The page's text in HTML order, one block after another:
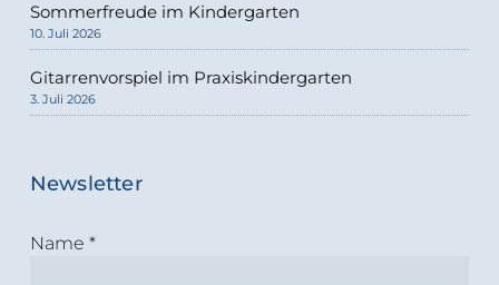
Sommerfreude im Kindergarten
10. Juli 2026
Gitarrenvorspiel im Praxiskindergarten
3. Juli 2026
Newsletter
Name *